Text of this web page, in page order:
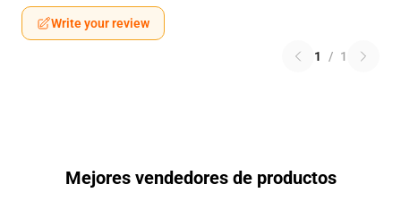
Write your review
1 / 1
Mejores vendedores de productos